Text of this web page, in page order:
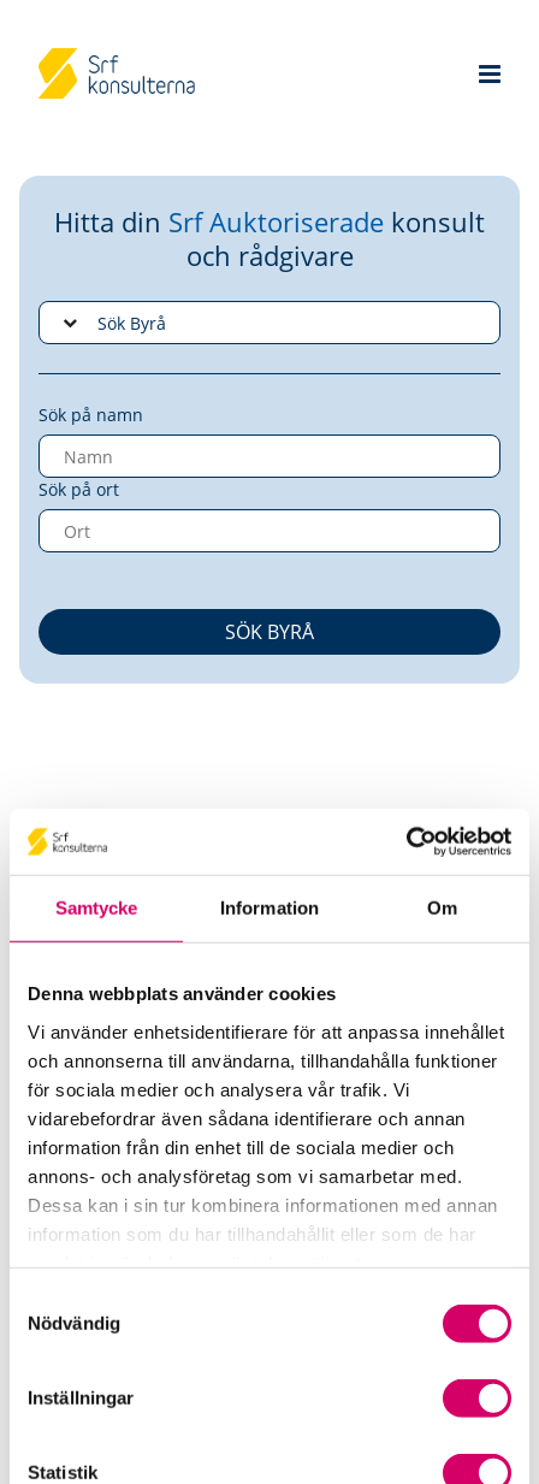
Samtycke Information Om
Denna webbplats använder cookies
Vi använder enhetsidentifierare för att anpassa innehållet
och annonserna till användarna, tillhandahålla funktioner
för sociala medier och analysera vår trafik. Vi
vidarebefordrar även sådana identifierare och annan
information från din enhet till de sociala medier och
annons- och analysföretag som vi samarbetar med.
Dessa kan i sin tur kombinera informationen med annan
information som du har tillhandahållit eller som de har
Nödvändig
Inställningar
Statistik
Hitta din Srf Auktoriserade konsult
och rådgivare
Sök på namn
Sök på ort
Freedom Stockholm AB
Auktoriserad Redovisningskonsult
Skicka e-post
08-787 62 38
STOCKHOLM
Emelie Gulliksson
Skicka e-post
STOCKHOLM
Jeanette Väppling
STOCKHOLM
Auktoriserad Redovisningskonsult
STOCKHOLM